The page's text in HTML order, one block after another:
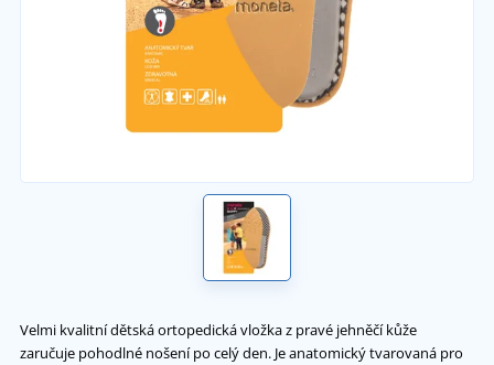
Velmi kvalitní dětská ortopedická vložka z pravé jehněčí kůže
zaručuje pohodlné nošení po celý den. Je anatomický tvarovaná pro